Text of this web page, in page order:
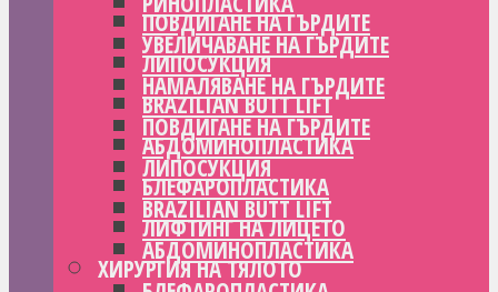
ПОВДИГАНЕ НА ГЪРДИТЕ
ЛИПОСУКЦИЯ
BRAZILIAN BUTT LIFT
АБДОМИНОПЛАСТИКА
БЛЕФАРОПЛАСТИКА
ЛИФТИНГ НА ЛИЦЕТО
ХИРУРГИЯ НА ТЯЛОТО
УВЕЛИЧАВАНЕ НА ГЪРДИТЕ
НАМАЛЯВАНЕ НА ГЪРДИТЕ
ПОВДИГАНЕ НА ГЪРДИТЕ
ЛИПОСУКЦИЯ
BRAZILIAN BUTT LIFT
АБДОМИНОПЛАСТИКА